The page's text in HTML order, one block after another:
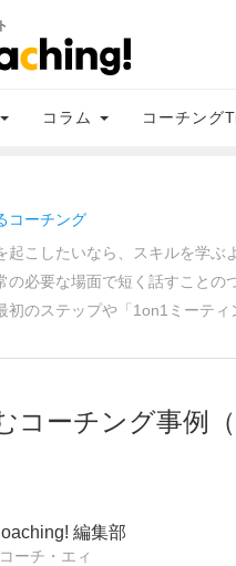
コラム コーチング
コーチング
起こしたいなら、スキルを学
の必要な場面で短く話すこと
初のステップや「1on1ミーテ
コーチング事例
編集部
ーチ・エィ